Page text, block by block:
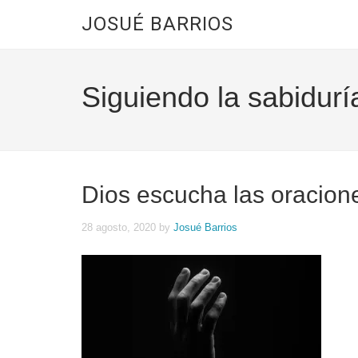
JOSUÉ BARRIOS
Siguiendo la
Dios escucha las
28 agosto, 2020 by Josué Barrios